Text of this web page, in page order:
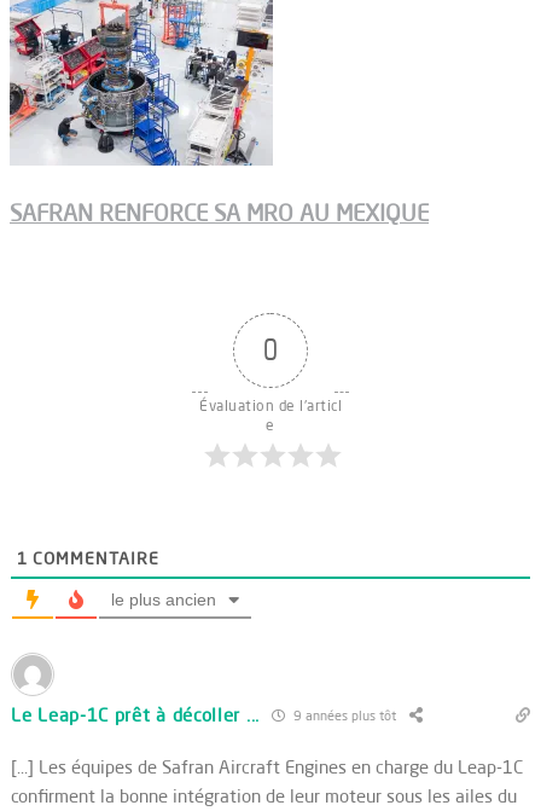
SAFRAN RENFORCE SA MRO AU MEXIQUE
0
Évaluation de l'articl
e
1 COMMENTAIRE
le plus ancien
Le Leap-1C prêt à décoller ... 9 années plus tôt
[…] Les équipes de Safran Aircraft Engines en charge du Leap-1C
confirment la bonne intégration de leur moteur sous les ailes du